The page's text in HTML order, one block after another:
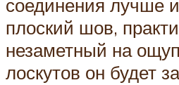
соединения лучше
плоский шов,
незаметный на
лоскутов он будет